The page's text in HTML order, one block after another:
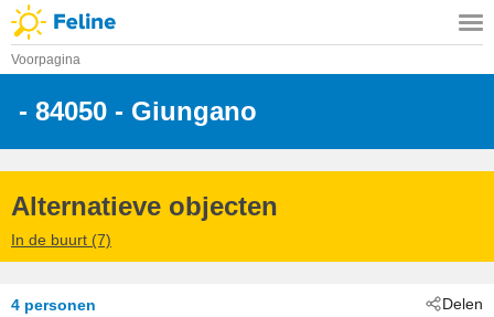
Voorpagina
- 84050 - Giungano
Alternatieve objecten
In de buurt (7)
Delen
4 personen